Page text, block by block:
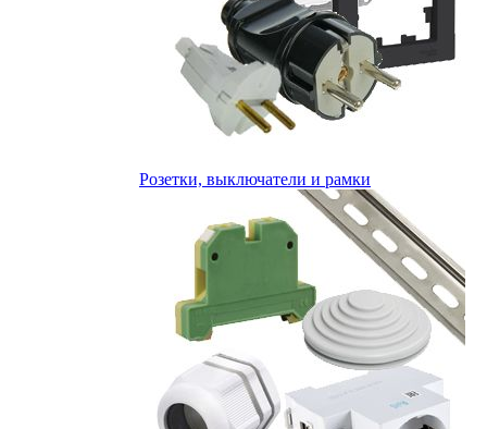
Розетки, выключатели и рамки